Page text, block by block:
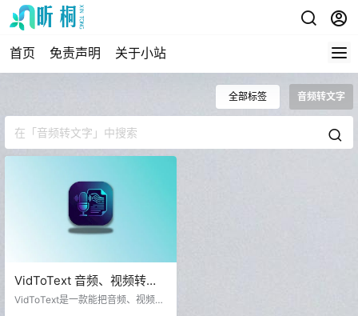
首页 免责声明 关于小站
全部标签 音频转文字
VidToText 音频、视频转换
成文字的神器
VidToText是一款能把音频、视频转